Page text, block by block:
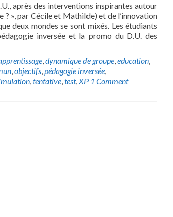
après des interventions inspirantes autour
? », par Cécile et Mathilde) et de l’innovation
deux mondes se sont mixés. Les étudiants
inversée et la promo du D.U. des
,dynamique de groupe,education,
,objectifs,pédagogie inversée,
,tentative,test,XP 1 Comment